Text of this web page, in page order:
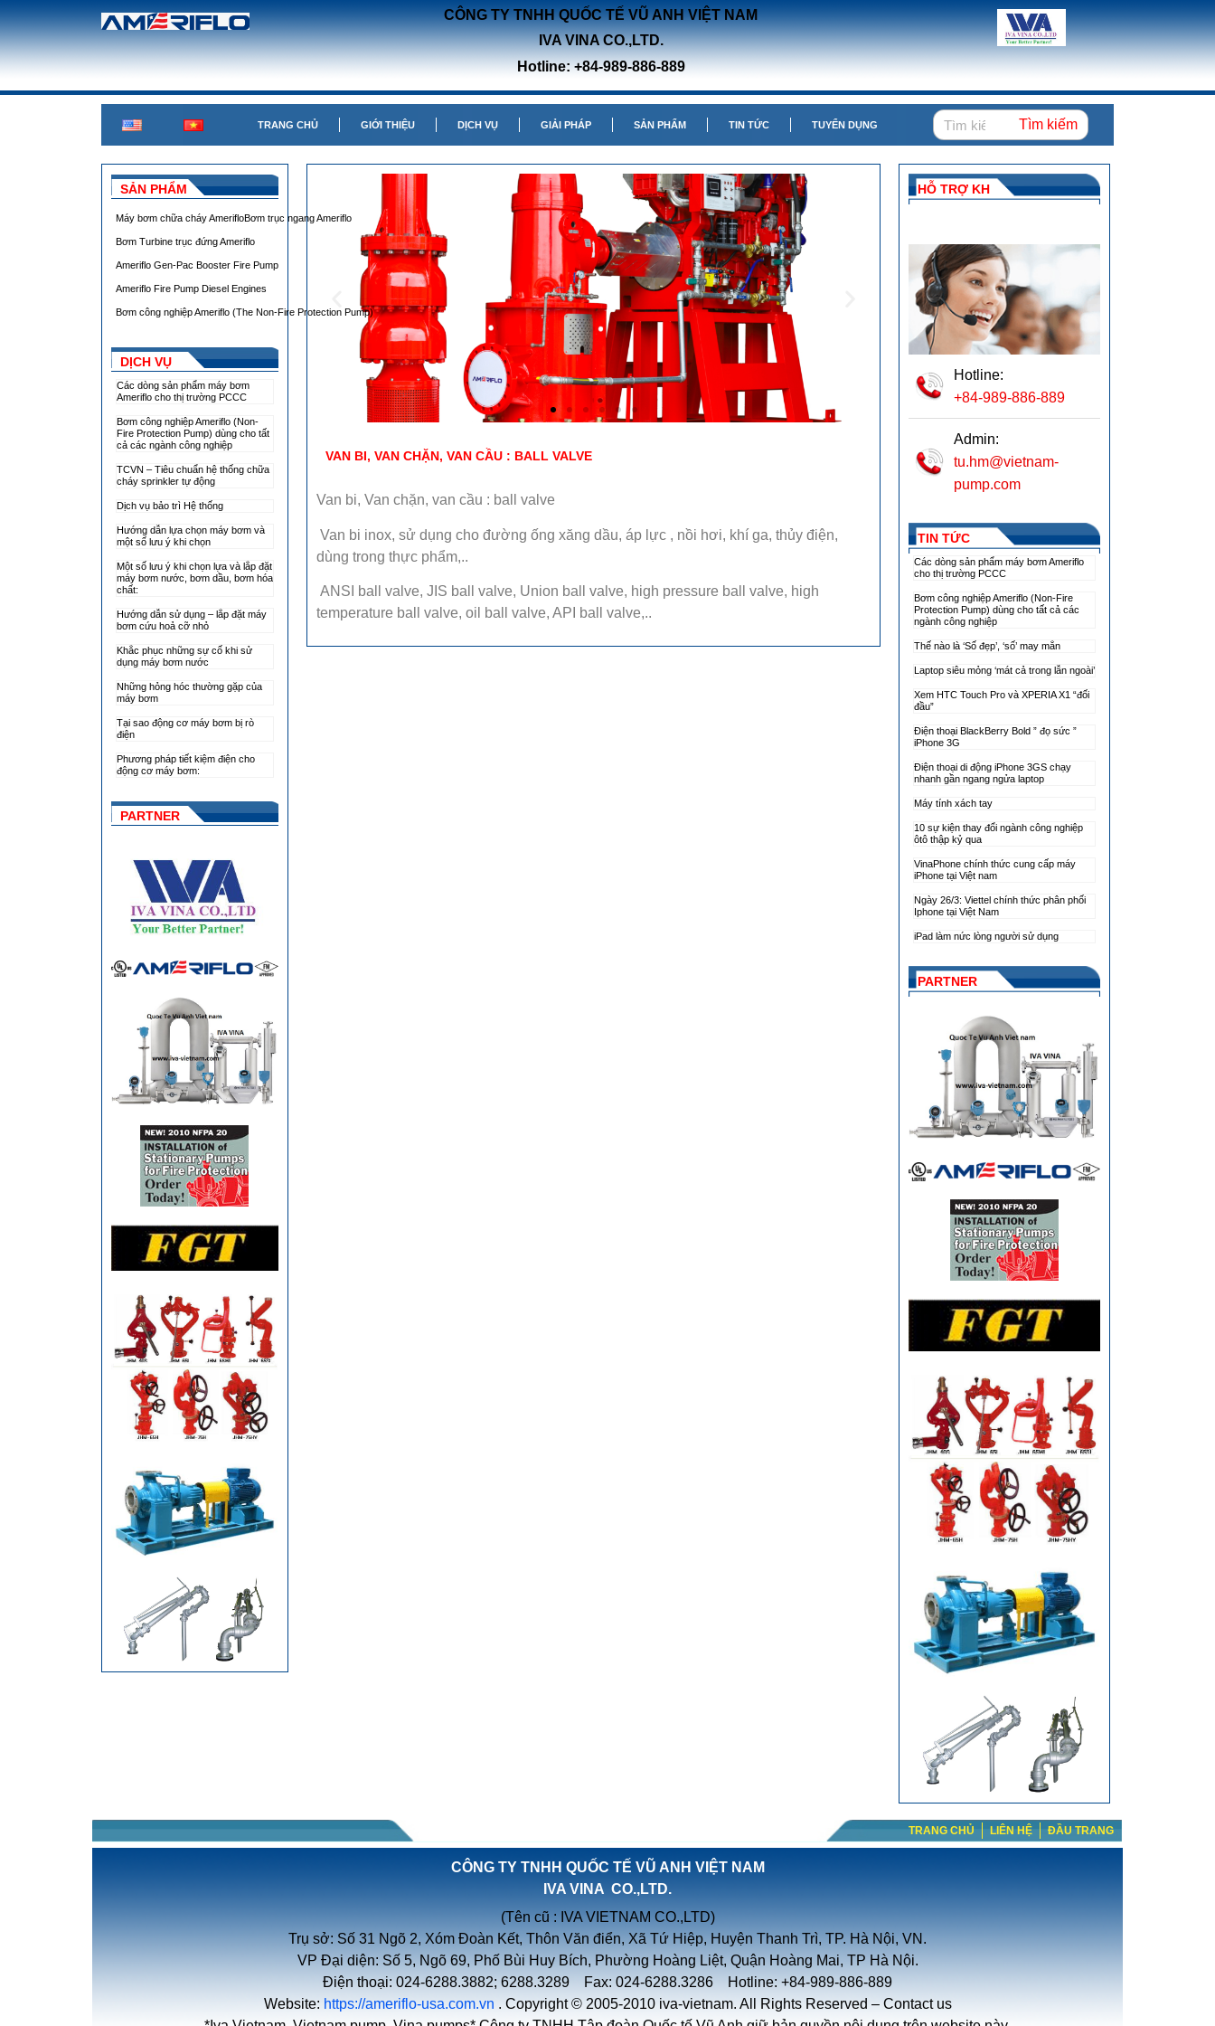
CÔNG TY TNHH QUỐC TẾ VŨ ANH VIỆT NAM
IVA VINA CO.,LTD.
Hotline: +84-989-886-889
TRANG CHỦ GIỚI THIỆU DỊCH VỤ GIẢI PHÁP SẢN PHẨM TIN TỨC TUYỂN DỤNG Tìm kiếm
SẢN PHẨM
Máy bơm chữa cháy AmerifloBơm trục ngang Ameriflo
Bơm Turbine trục đứng Ameriflo
Ameriflo Gen-Pac Booster Fire Pump
Ameriflo Fire Pump Diesel Engines
Bơm công nghiệp Ameriflo (The Non-Fire Protection Pump)
DỊCH VỤ
Các dòng sản phẩm máy bơm
Ameriflo cho thị trường PCCC
Bơm công nghiệp Ameriflo (Non-
Fire Protection Pump) dùng cho tất
cả các ngành công nghiệp
TCVN – Tiêu chuẩn hệ thống chữa
cháy sprinkler tự động
Dịch vụ bảo trì Hệ thống
Hướng dẫn lựa chọn máy bơm và
một số lưu ý khi chọn
Một số lưu ý khi chọn lựa và lắp đặt
máy bơm nước, bơm dầu, bơm hóa
chất:
Hướng dẫn sử dụng – lắp đặt máy
bơm cứu hoả cỡ nhỏ
Khắc phục những sự cố khi sử
dụng máy bơm nước
Những hỏng hóc thường gặp của
máy bơm
Tại sao động cơ máy bơm bị rò
điện
Phương pháp tiết kiệm điện cho
động cơ máy bơm:
PARTNER
VAN BI, VAN CHẶN, VAN CẦU : BALL VALVE
Van bi, Van chặn, van cầu : ball valve
Van bi inox, sử dụng cho đường ống xăng dầu, áp lực , nồi hơi, khí ga, thủy điện,
dùng trong thực phẩm,..
ANSI ball valve, JIS ball valve, Union ball valve, high pressure ball valve, high
temperature ball valve, oil ball valve, API ball valve,..
HỖ TRỢ KH
Hotline:
+84-989-886-889
Admin:
tu.hm@vietnam-
pump.com
TIN TỨC
Các dòng sản phẩm máy bơm Ameriflo
cho thị trường PCCC
Bơm công nghiệp Ameriflo (Non-Fire
Protection Pump) dùng cho tất cả các
ngành công nghiệp
Thế nào là ‘Số đẹp’, ‘số’ may mắn
Laptop siêu mỏng ‘mát cả trong lẫn ngoài’
Xem HTC Touch Pro và XPERIA X1 “đối
đầu”
Điện thoại BlackBerry Bold ” đọ sức ”
iPhone 3G
Điện thoại di động iPhone 3GS chạy
nhanh gần ngang ngửa laptop
Máy tính xách tay
10 sự kiện thay đổi ngành công nghiệp
ôtô thập kỷ qua
VinaPhone chính thức cung cấp máy
iPhone tại Việt nam
Ngày 26/3: Viettel chính thức phân phối
Iphone tại Việt Nam
iPad làm nức lòng người sử dụng
PARTNER
TRANG CHỦ LIÊN HỆ ĐẦU TRANG
CÔNG TY TNHH QUỐC TẾ VŨ ANH VIỆT NAM
IVA VINA CO.,LTD.
(Tên cũ : IVA VIETNAM CO.,LTD)
Trụ sở: Số 31 Ngõ 2, Xóm Đoàn Kết, Thôn Văn điển, Xã Tứ Hiệp, Huyện Thanh Trì, TP. Hà Nội, VN.
VP Đại diện: Số 5, Ngõ 69, Phố Bùi Huy Bích, Phường Hoàng Liệt, Quận Hoàng Mai, TP Hà Nội.
Điện thoại: 024-6288.3882; 6288.3289 Fax: 024-6288.3286 Hotline: +84-989-886-889
Website: https://ameriflo-usa.com.vn . Copyright © 2005-2010 iva-vietnam. All Rights Reserved – Contact us